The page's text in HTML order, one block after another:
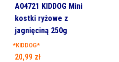
A04721 KIDDOG Mini
kostki ryżowe z
jagnięciną 250g
*KIDDOG*
20,99 zł